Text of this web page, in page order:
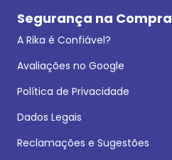
Segurança na Compra
A Rika é Confiável?
Avaliações no Google
Política de Privacidade
Dados Legais
Reclamações e Sugestões